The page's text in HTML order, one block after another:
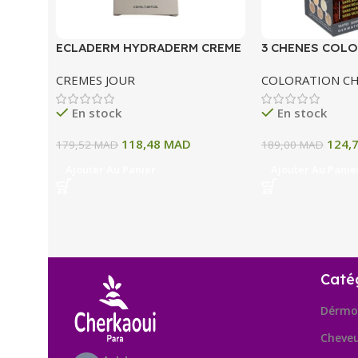
ECLADERM HYDRADERM CREME
ML
CREMES JOUR
En stock
179,52MAD 118,48 MAD
3 CHENES
A BLOND CLAIR
COLORATION
En stock
189,00MAD